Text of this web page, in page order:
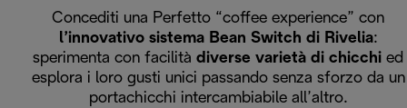
Concediti una Perfetto “coffee experience” con
l’innovativo sistema Bean Switch di Rivelia:
sperimenta con facilità diverse varietà di chicchi ed
esplora i loro gusti unici passando senza sforzo da un
portachicchi intercambiabile all’altro.